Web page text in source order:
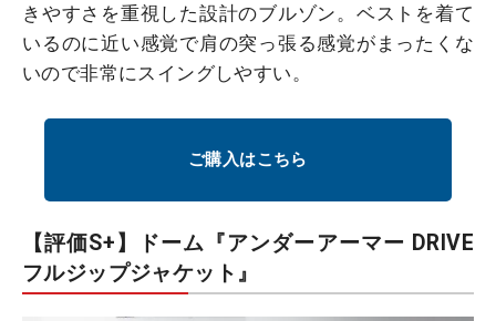
きやすさを重視した設計のブルゾン。ベストを着て
いるのに近い感覚で肩の突っ張る感覚がまったくな
いので非常にスイングしやすい。
ご購入はこちら
【評価S+】ドーム『アンダーアーマー DRIVE
フルジップジャケット』